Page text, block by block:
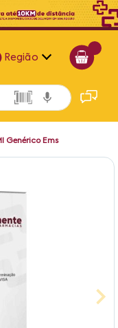
Região
Alagoas
Bahia
Genérico Ems